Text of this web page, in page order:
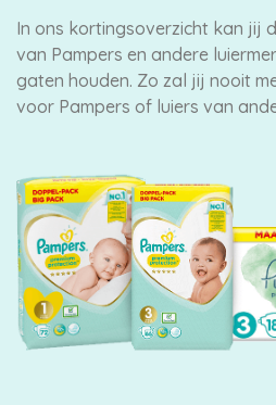
In ons kortingsoverzicht kan jij
van Pampers en andere
gaten houden. Zo zal jij nooit
voor Pampers of luiers van